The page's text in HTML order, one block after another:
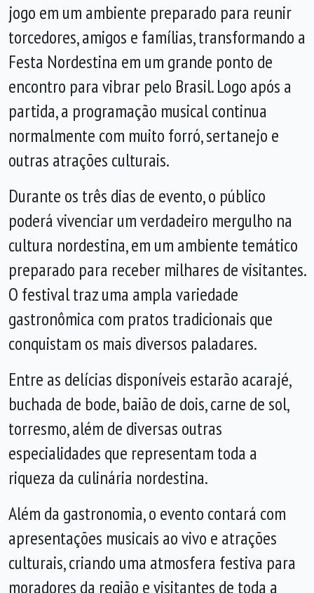
jogo em um ambiente preparado para reunir
torcedores, amigos e famílias, transformando a
Festa Nordestina em um grande ponto de
encontro para vibrar pelo Brasil. Logo após a
partida, a programação musical continua
normalmente com muito forró, sertanejo e
outras atrações culturais.
Durante os três dias de evento, o público
poderá vivenciar um verdadeiro mergulho na
cultura nordestina, em um ambiente temático
preparado para receber milhares de visitantes.
O festival traz uma ampla variedade
gastronômica com pratos tradicionais que
conquistam os mais diversos paladares.
Entre as delícias disponíveis estarão acarajé,
buchada de bode, baião de dois, carne de sol,
torresmo, além de diversas outras
especialidades que representam toda a
riqueza da culinária nordestina.
Além da gastronomia, o evento contará com
apresentações musicais ao vivo e atrações
culturais, criando uma atmosfera festiva para
moradores da região e visitantes de toda a